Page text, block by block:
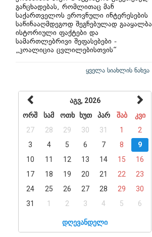
განცხადებას, რომლითაც მან
საქართველოს ეროვნული ინტერესების
საწინააღმდეგოდ შეგნებულად გააყალბა
ისტორიული ფაქტები და
სამართლებრივი შეფასებები -
„კოალიცია ცვლილებისთვის“
ყველა სიახლის ნახვა
აგვ, 2026
ორშ
სამ ოთხ ხუთ პარ შაბ
კვი
27
28 29 30 31 1
2
3
4 5 6 7 8
9
10
11 12 13 14 15
16
17
18 19 20 21 22
23
24
25 26 27 28 29
30
31
1 2 3 4 5 6
დღევანდელი